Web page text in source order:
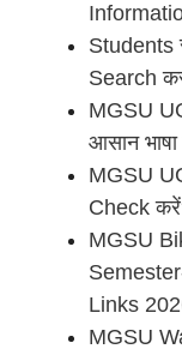
Students
Search
MGSU
आसान
MGSU
Check
MGSU
Links
MGSU